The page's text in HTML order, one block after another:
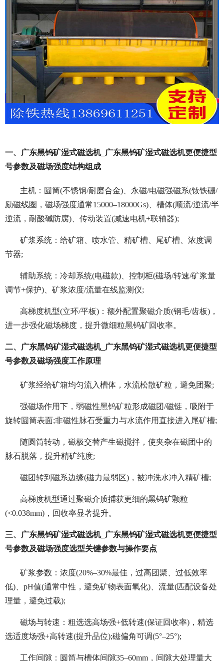
一、广东黑钨矿湿式磁选机_广东黑钨矿湿式磁选机更便捷型
号参数及磁场强度结构组成
主机：圆筒(不锈钢/耐磨合金)、永磁/电磁强磁系(钕铁硼/
励磁线圈，磁场强度通常15000–18000Gs)、槽体(顺流/逆流/半
逆流，耐酸碱防腐)、传动装置(减速电机+联轴器);
矿浆系统：给矿箱、喷水管、精矿槽、尾矿槽、浓度调
节器;
辅助系统：冷却系统(电磁款)、控制柜(磁场/转速/矿浆量
调节+保护)、矿浆浓度/流量在线监测仪;
高梯度机型(立环/平板)：额外配置聚磁介质(钢毛/齿板)，
进一步强化磁场梯度，提升微细粒黑钨矿回收率。
二、广东黑钨矿湿式磁选机_广东黑钨矿湿式磁选机更便捷型
号参数及磁场强度工作原理
矿浆经给矿箱均匀流入槽体，水流松散矿粒，避免团聚;
强磁场作用下，弱磁性黑钨矿粒形成磁团/磁链，吸附于
旋转圆筒表面;非磁性脉石受重力与水流作用直接进入尾矿槽;
随圆筒转动，磁极交替产生磁搅拌，使夹杂在磁团中的
脉石脱落，提升精矿纯度;
磁团转到磁系边缘(磁力最弱区)，被冲洗水冲入精矿槽;
高梯度机型通过聚磁介质捕获更细的黑钨矿颗粒
(<0.038mm)，回收率显著提升。
三、广东黑钨矿湿式磁选机_广东黑钨矿湿式磁选机更便捷型
号参数及磁场强度选型关键参数与操作要点
矿浆参数：浓度(20%–30%最佳，过高团聚、过低效率
低)、pH值(通常中性，避免矿物表面氧化)、流量(匹配设备处
理量，避免过载);
磁场与转速：粗选选高场强+低转速(保证回收率)，精选
选适度场强+高转速(提升品位);磁偏角可调(5°–25°);
工作间隙：圆筒与槽体间隙35–60mm，间隙大处理量大